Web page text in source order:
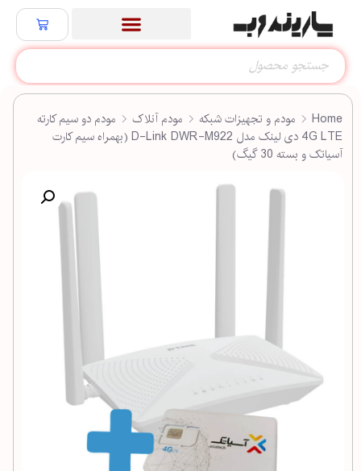
Home مودم و تجهیزات شبکه مودم آنلاک
مودم دو سیم کارته
4G LTE دی لینک مدل D-Link DWR-M922 (بهمراه سیم کارت
آسیاتک و بسته 30 گیگ)